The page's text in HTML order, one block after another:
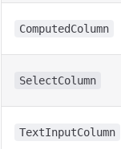
ComputedColumn
SelectColumn
TextInputColumn